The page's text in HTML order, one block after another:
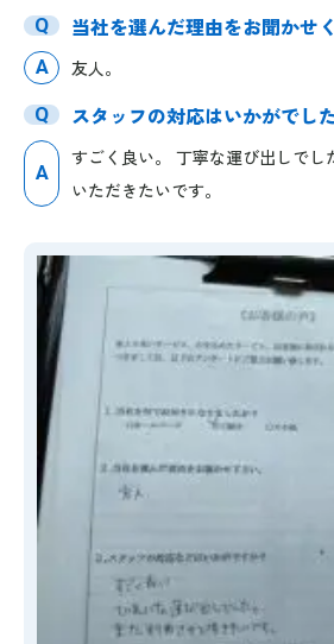
Q 当社を選んだ理由をお聞かせ
A
友人。
Q
スタッフの対応はいかがでし
A
すごく良い。 丁寧な運び出しでし
いただきたいです。